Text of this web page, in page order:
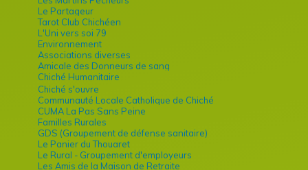
Le Partageur
Tarot Club Chichéen
L'Uni vers soi 79
Environnement
Associations diverses
Amicale des Donneurs de sang
Chiché Humanitaire
Chiché s'ouvre
Communauté Locale Catholique de Chiché
CUMA La Pas Sans Peine
Familles Rurales
GDS (Groupement de défense sanitaire)
Le Panier du Thouaret
Le Rural - Groupement d'employeurs
Les Amis de la Maison de Retraite